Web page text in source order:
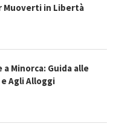
Muoverti in Libertà
a Minorca: Guida alle
Agli Alloggi